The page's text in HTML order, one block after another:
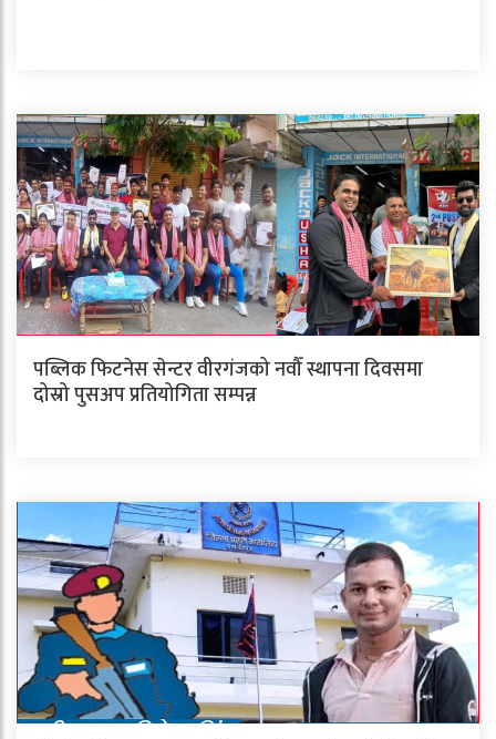
पब्लिक फिटनेस सेन्टर वीरगंजको नवौँ स्थापना दिवसमा
दोस्रो पुसअप प्रतियोगिता सम्पन्न